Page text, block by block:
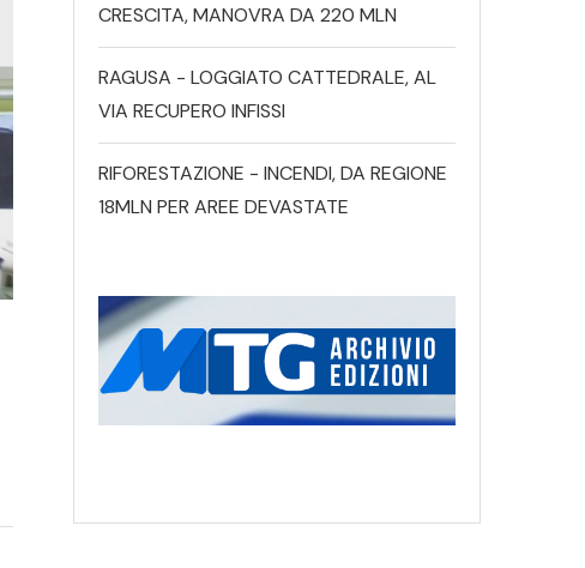
CRESCITA, MANOVRA DA 220 MLN
RAGUSA - LOGGIATO CATTEDRALE, AL
VIA RECUPERO INFISSI
RIFORESTAZIONE - INCENDI, DA REGIONE
18MLN PER AREE DEVASTATE